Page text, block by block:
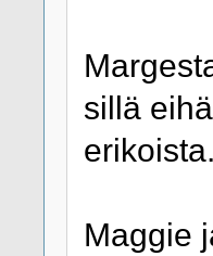
sillä
erikoista.
Maggie